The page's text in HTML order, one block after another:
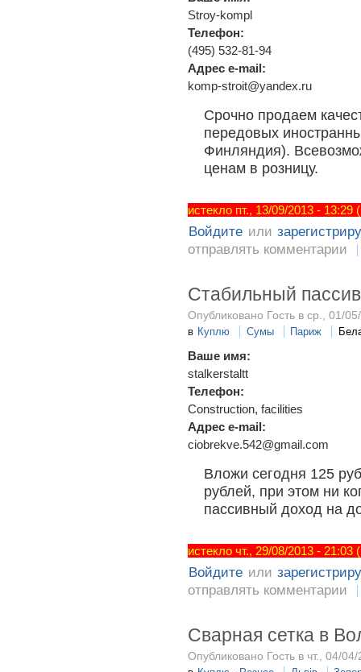
Stroy-kompl
Телефон:
(495) 532-81-94
Адрес e-mail:
komp-stroit@yandex.ru
Срочно продаем
передовых
Финляндия).
ценам в розницу.
истекло пт., 13/09/2013 -
Войдите или
отправлять комментарии
Стабильный
Опубликовано Гость в ср., 01/
в Куплю Сумы Париж
Ваше имя:
stalkerstaltt
Телефон:
Construction, facilities
Адрес e-mail:
ciobrekve.542@gmail.com
Вложи сегодня 125
рублей, при этом ни
пассивный доход на
истекло чт., 29/08/2013 -
Войдите или
отправлять комментарии
Cварная сетка в
Опубликовано Гость в чт., 04/